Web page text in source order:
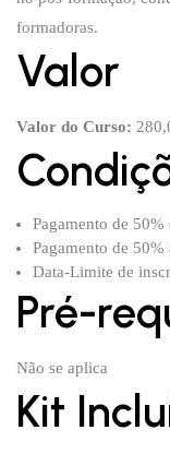
formadoras.
Valor
Valor do Curso:
Pagamento de
Pagamento de
Data-Limite de
Pré-
Não se aplica
Kit